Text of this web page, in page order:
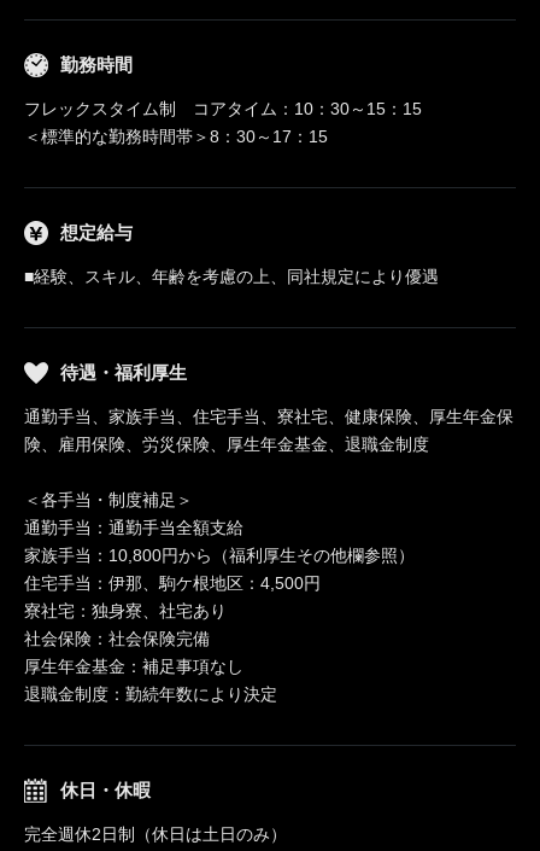
勤務時間
フレックスタイム制 コアタイム：10：30～15：15
＜標準的な勤務時間帯＞8：30～17：15
想定給与
■経験、スキル、年齢を考慮の上、同社規定により優遇
待遇・福利厚生
通勤手当、家族手当、住宅手当、寮社宅、健康保険、厚生年金保
険、雇用保険、労災保険、厚生年金基金、退職金制度
＜各手当・制度補足＞
通勤手当：通勤手当全額支給
家族手当：10,800円から（福利厚生その他欄参照）
住宅手当：伊那、駒ケ根地区：4,500円
寮社宅：独身寮、社宅あり
社会保険：社会保険完備
厚生年金基金：補足事項なし
退職金制度：勤続年数により決定
休日・休暇
完全週休2日制（休日は土日のみ）